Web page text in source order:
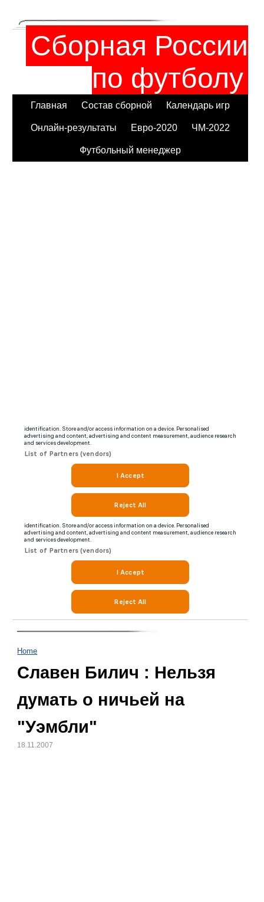
Сборная России
по футболу
Главная Состав сборной Календарь игр
Онлайн-результаты Евро-2020 ЧМ-2022
Футбольный менеджер
Home
Славен Билич : Нельзя
думать о ничьей на
"Уэмбли"
18.11.2007